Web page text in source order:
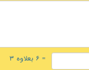
= ۶ بعلاوه ۳